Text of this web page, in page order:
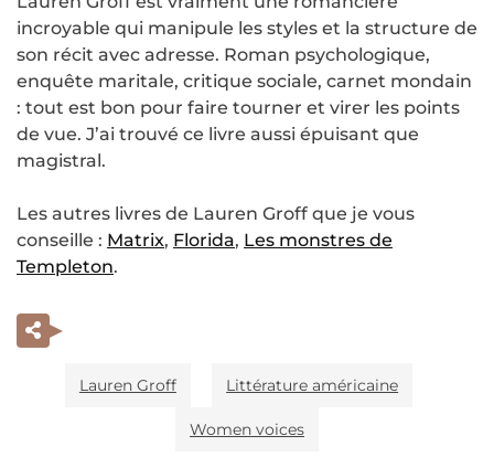
incroyable qui manipule les styles et la structure de
son récit avec adresse. Roman psychologique,
enquête maritale, critique sociale, carnet mondain
: tout est bon pour faire tourner et virer les points
de vue. J’ai trouvé ce livre aussi épuisant que
magistral.
Les autres livres de Lauren Groff que je vous
conseille : Matrix, Florida, Les monstres de
Templeton.
Lauren Groff Littérature américaine
Women voices